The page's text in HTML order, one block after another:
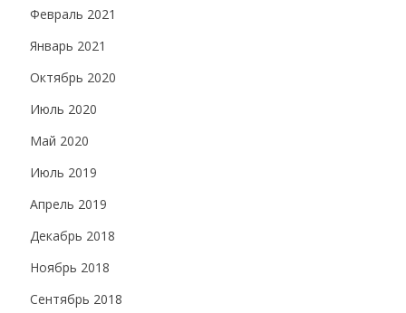
Февраль 2021
Январь 2021
Октябрь 2020
Июль 2020
Май 2020
Июль 2019
Апрель 2019
Декабрь 2018
Ноябрь 2018
Сентябрь 2018